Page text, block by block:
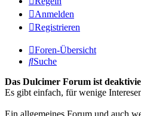
Anmelden
Registrieren
Foren-Übersicht
Suche
Das Dulcimer Forum ist
Es gibt einfach, für wenige